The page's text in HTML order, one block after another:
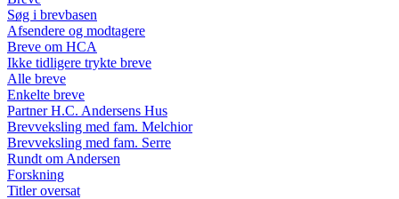
Søg i brevbasen
Afsendere og modtagere
Breve om HCA
Ikke tidligere trykte breve
Alle breve
Enkelte breve
Partner H.C. Andersens Hus
Brevveksling med fam. Melchior
Brevveksling med fam. Serre
Rundt om Andersen
Forskning
Titler oversat